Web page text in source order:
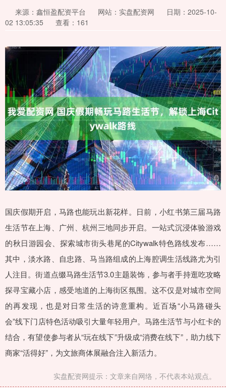
来源：鑫恒盈配资平台 网站：实盘配资网
日期：2025-10-
02 13:05:35
查看：161
国庆假期开启，马路也能玩出新花样。日前，小红书第三届马路
生活节在上海、广州、杭州三地同步开启。一站式沉浸体验游戏
的秋日游园会、探索城市街头巷尾的Citywalk特色路线发布……
其中，淡水路、自忠路、马当路组成的上海腔调生活线路尤为引
人注目。街道点缀马路生活节3.0主题装饰，参与者手持逛吃攻略
探寻宝藏小店，感受地道的上海街区氛围。这不仅是对城市空间
的再发现，也是对日常生活的诗意重构。近百场“小马路碰头
会”线下门店特色活动吸引大量年轻用户。马路生活节与小红卡的
结合，有望使参与者从“玩在线下”升级成“消费在线下”，助力线下
商家“活得好”，为文旅商体展融合注入新活力。
实盘配资网提示：文章来自网络，不代表本站观点。